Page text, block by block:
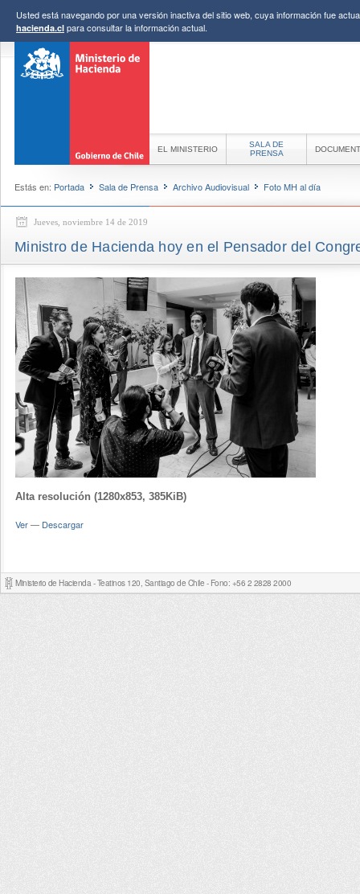
Usted está navegando por una versión inactiva del sitio web, cuya información fue
hacienda.cl para consultar la información actual.
EL MINISTERIO
SALA DE
PRENSA
Estás en: Portada Sala de Prensa Archivo Audiovisual Foto MH al día
Jueves, noviembre 14 de 2019
Ministro de Hacienda hoy en el Pensador del
Alta resolución (1280x853, 385KiB)
Ver— Descargar
Ministerio de Hacienda - Teatinos 120, Santiago de Chile - Fono: +56 2 2828 2000